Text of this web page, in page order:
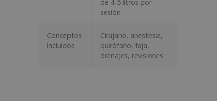
de 4-5 litros por
sesión
Conceptos
incluidos
Cirujano, anestesia,
quirófano, faja,
drenajes, revisiones